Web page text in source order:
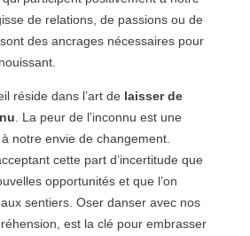
de relations, de passions ou de
des ancrages nécessaires pour
réside dans l’art de laisser de
. La peur de l’inconnu est une
notre envie de changement.
cette part d’incertitude que
opportunités et que l’on
sentiers. Oser danser avec nos
est la clé pour embrasser